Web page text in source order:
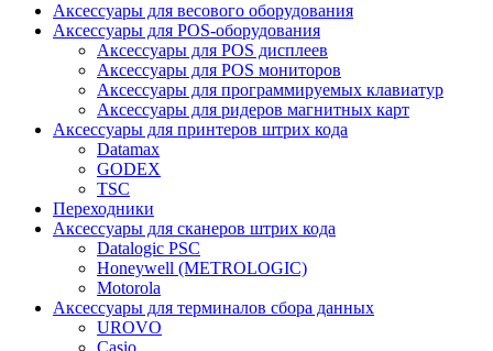
Аксессуары для весового оборудования
Аксессуары для POS-оборудования
Аксессуары для POS дисплеев
Аксессуары для POS мониторов
Аксессуары для программируемых клавиатур
Аксессуары для ридеров магнитных карт
Аксессуары для принтеров штрих кода
Datamax
GODEX
TSC
Переходники
Аксессуары для сканеров штрих кода
Datalogic PSC
Honeywell (METROLOGIC)
Motorola
Аксессуары для терминалов сбора данных
UROVO
Casio